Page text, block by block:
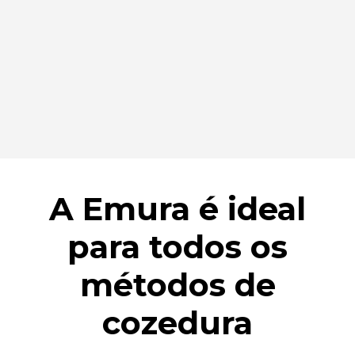
A Emura é ideal
para todos os
métodos de
cozedura